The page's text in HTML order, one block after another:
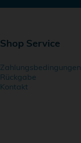
Shop Service
Zahlungsbedingungen
Rückgabe
Kontakt